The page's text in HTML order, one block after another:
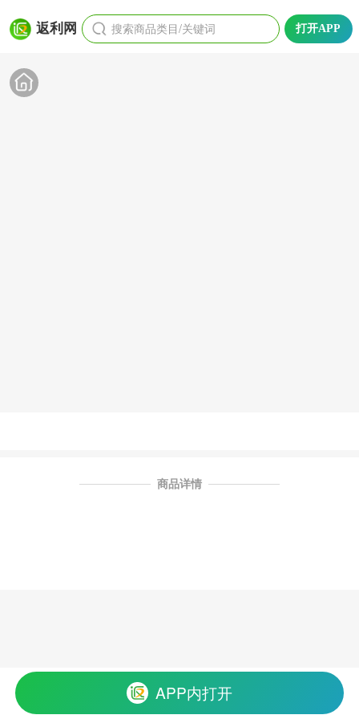
返利网 搜索商品类目/关键词 打开APP
商品详情
APP内打开